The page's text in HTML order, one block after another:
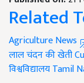
Related
Agriculture News
लाल चंदन की खेती
विश्वविद्यालयTamil